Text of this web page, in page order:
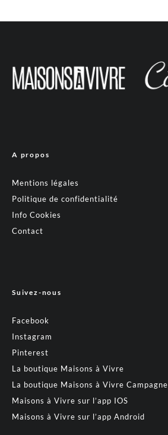
A propos
Mentions légales
Politique de confidentialité
Info Cookies
Contact
Suivez-nous
Facebook
Instagram
Pinterest
La boutique Maisons à Vivre
La boutique Maisons à Vivre Campagne
Maisons à Vivre sur l’app IOS
Maisons à Vivre sur l’app Android